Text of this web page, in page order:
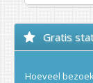
Gratis
Hoeveel